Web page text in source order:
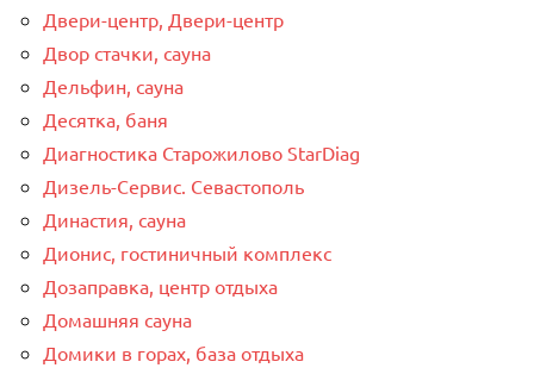
Двери-центр, Двери-центр
Двор стачки, сауна
Дельфин, сауна
Десятка, баня
Диагностика Старожилово StarDiag
Дизель-Сервис. Севастополь
Династия, сауна
Дионис, гостиничный комплекс
Дозаправка, центр отдыха
Домашняя сауна
Домики в горах, база отдыха